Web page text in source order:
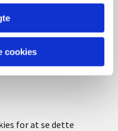
cookies
for at se dette